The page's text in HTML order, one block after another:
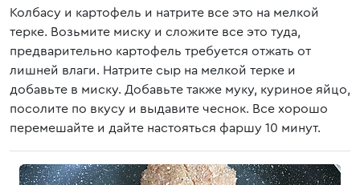
Колбасу и картофель и натрите все это на мелкой
терке. Возьмите миску и сложите все это туда,
предварительно картофель требуется отжать от
лишней влаги. Натрите сыр на мелкой терке и
добавьте в миску. Добавьте также муку, куриное яйцо,
посолите по вкусу и выдавите чеснок. Все хорошо
перемешайте и дайте настояться фаршу 10 минут.